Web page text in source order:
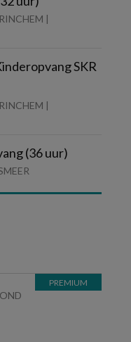
|
SKR
|
(36 uur)